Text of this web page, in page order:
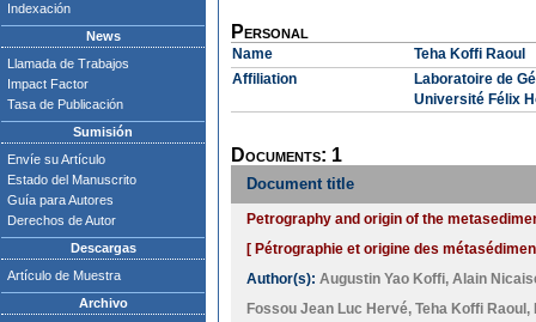
Indexación
News
Llamada de Trabajos
Impact Factor
Tasa de Publicación
Sumisión
Envíe su Artículo
Estado del Manuscrito
Guía para Autores
Derechos de Autor
Descargas
Artículo de Muestra
Archivo
Personal
Name
Teha Koffi Raoul
Affiliation
Laboratoire de
Université Félix
Documents: 1
Document title
Petrography and origin of the
[ Pétrographie et origine des
Author(s): Augustin Yao Koffi, Alain
Fossou Jean Luc Hervé, Teha Koffi Raoul ,